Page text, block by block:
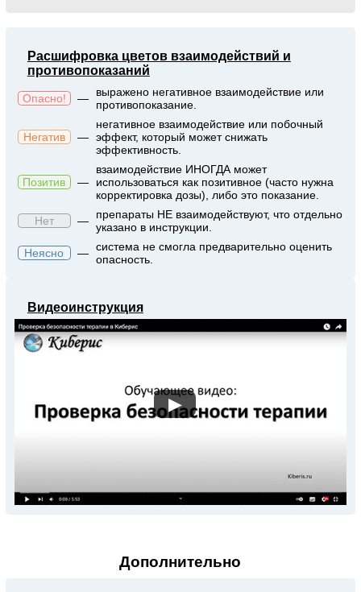
Расшифровка цветов взаимодействий и
противопоказаний
Опасно! —
выражено негативное взаимодействие или
противопоказание.
Негатив —
негативное взаимодействие или побочный
эффект, который может снижать
эффективность.
Позитив —
взаимодействие ИНОГДА может
использоваться как позитивное (часто нужна
корректировка дозы), либо это показание.
Нет
—
препараты НЕ взаимодействуют, что отдельно
указано в инструкции.
Неясно
— система не смогла предварительно оценить
опасность.
Видеоинструкция
▶
Дополнительно